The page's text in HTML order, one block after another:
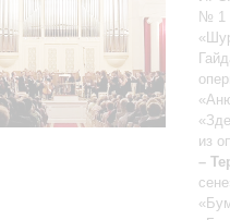
№ 1
из
–